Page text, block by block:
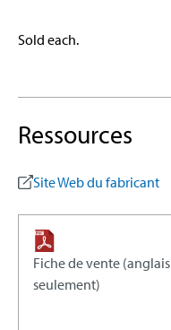
Sold each.
Ressources
Site Web du fabricant
Fiche de vente (anglais
seulement)